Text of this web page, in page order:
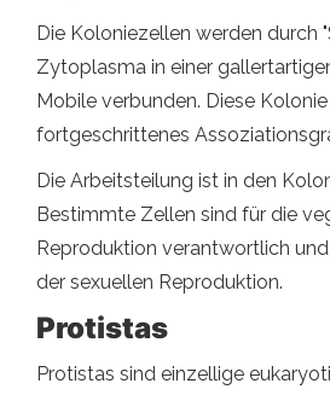
Die Koloniezellen werden durch
Zytoplasma in einer
Mobile verbunden. Diese
fortgeschrittenes
Die Arbeitsteilung ist in den
Bestimmte Zellen sind für die
Reproduktion verantwortlich
der sexuellen Reproduktion.
Protistas
Protistas sind einzellige